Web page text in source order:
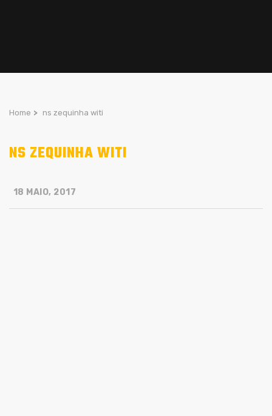
Home > ns zequinha witi
NS ZEQUINHA WITI
18 MAIO, 2017